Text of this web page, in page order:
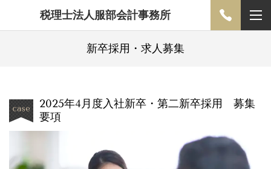
税理士法人服部会計事務所
新卒採用・求人募集
2025年4月度入社新卒・第二新卒採用 募集
要項